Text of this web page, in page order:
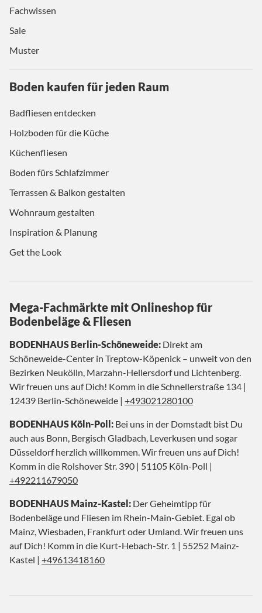
Fachwissen
Sale
Muster
Boden kaufen für jeden Raum
Badfliesen entdecken
Holzboden für die Küche
Küchenfliesen
Boden fürs Schlafzimmer
Terrassen & Balkon gestalten
Wohnraum gestalten
Inspiration & Planung
Get the Look
Mega-Fachmärkte mit Onlineshop für
Bodenbeläge & Fliesen
BODENHAUS Berlin-Schöneweide: Direkt am
Schöneweide-Center in Treptow-Köpenick – unweit von den
Bezirken Neukölln, Marzahn-Hellersdorf und Lichtenberg.
Wir freuen uns auf Dich! Komm in die Schnellerstraße 134 |
12439 Berlin-Schöneweide | +493021280100
BODENHAUS Köln-Poll: Bei uns in der Domstadt bist Du
auch aus Bonn, Bergisch Gladbach, Leverkusen und sogar
Düsseldorf herzlich willkommen. Wir freuen uns auf Dich!
Komm in die Rolshover Str. 390 | 51105 Köln-Poll |
+492211679050
BODENHAUS Mainz-Kastel: Der Geheimtipp für
Bodenbeläge und Fliesen im Rhein-Main-Gebiet. Egal ob
Mainz, Wiesbaden, Frankfurt oder Umland. Wir freuen uns
auf Dich! Komm in die Kurt-Hebach-Str. 1 | 55252 Mainz-
Kastel | +49613418160